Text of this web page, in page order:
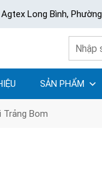
Long Bình,
SẢN PHẨM
Bom